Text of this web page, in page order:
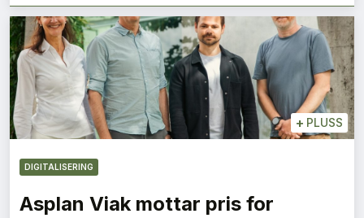
+ PLUSS
DIGITALISERING
Asplan Viak mottar pris for